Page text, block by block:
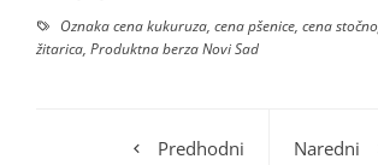
Oznakacena kukuruza, cena pšenice, cena
žitarica, Produktna berza Novi Sad
Predhodni
Naredni